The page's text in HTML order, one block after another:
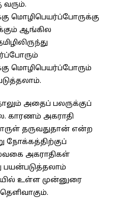
மொழிபெயர்ப்போருக்கு
ஆங்கில
மொழிபெயர்ப்போரும்
அதைப் பலருக்குப்
காரணம் அகராதி
தருவதுதான் என்ற
நோக்கத்திற்குப்
அகராதிகள்
உள்ள முன்னுரை